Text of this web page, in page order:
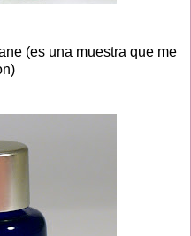
(es una muestra que me